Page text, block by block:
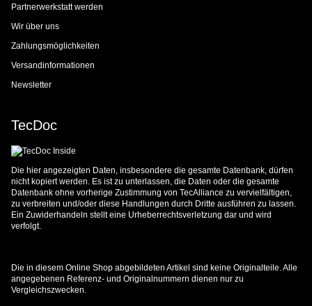
Partnerwerkstatt werden
Wir über uns
Zahlungsmöglichkeiten
Versandinformationen
Newsletter
TecDoc
Die hier angezeigten Daten, insbesondere die gesamte Datenbank, dürfen
nicht kopiert werden. Es ist zu unterlassen, die Daten oder die gesamte
Datenbank ohne vorherige Zustimmung von TecAlliance zu vervielfältigen,
zu verbreiten und/oder diese Handlungen durch Dritte ausführen zu lassen.
Ein Zuwiderhandeln stellt eine Urheberrechtsverletzung dar und wird
verfolgt.
Die in diesem Online Shop abgebildeten Artikel sind keine Originalteile. Alle
angegebenen Referenz- und Originalnummern dienen nur zu
Vergleichszwecken.